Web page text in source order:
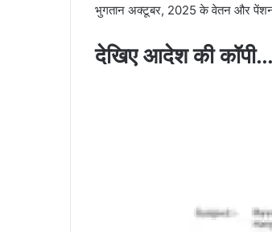
भुगतान अक्टूबर, 2025 के वेतन और पेंशन
देखिए आदेश की